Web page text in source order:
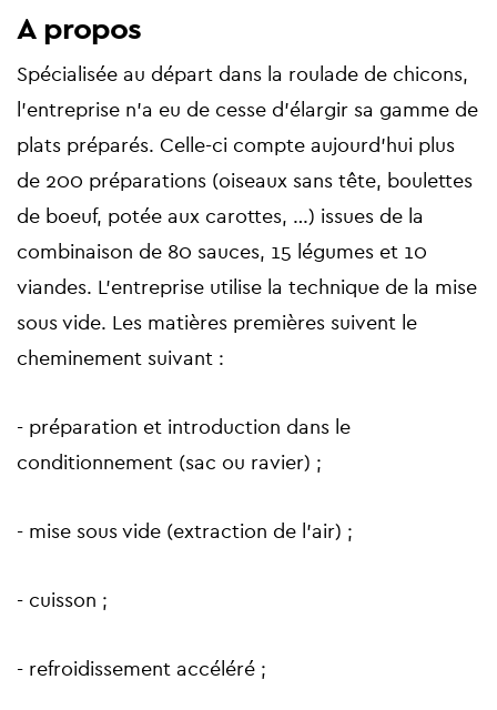
A propos
Spécialisée au départ dans la roulade de chicons,
l’entreprise n’a eu de cesse d’élargir sa gamme de
plats préparés. Celle-ci compte aujourd’hui plus
de 200 préparations (oiseaux sans tête, boulettes
de boeuf, potée aux carottes, …) issues de la
combinaison de 80 sauces, 15 légumes et 10
viandes. L’entreprise utilise la technique de la mise
sous vide. Les matières premières suivent le
cheminement suivant :
- préparation et introduction dans le
conditionnement (sac ou ravier) ;
- mise sous vide (extraction de l’air) ;
- cuisson ;
- refroidissement accéléré ;